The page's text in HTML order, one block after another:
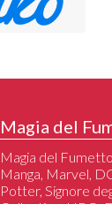
Magia del
Magia del
Manga, Marvel,
Potter, Signore